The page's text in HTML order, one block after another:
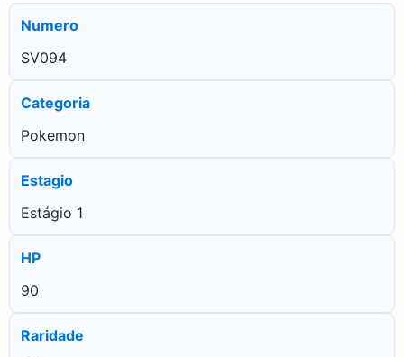
Numero
SV094
Categoria
Pokemon
Estagio
Estágio 1
HP
90
Raridade